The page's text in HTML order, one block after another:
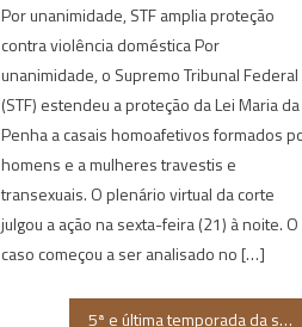
Por unanimidade, STF amplia proteção
contra violência doméstica Por
unanimidade, o Supremo Tribunal Federal
(STF) estendeu a proteção da Lei Maria da
Penha a casais homoafetivos formados
homens e a mulheres travestis e
transexuais. O plenário virtual da corte
julgou a ação na sexta-feira (21) à noite. O
caso começou a ser analisado no […]
5ª e última temporada da série Insecure será lançada em outubro na HBO Max